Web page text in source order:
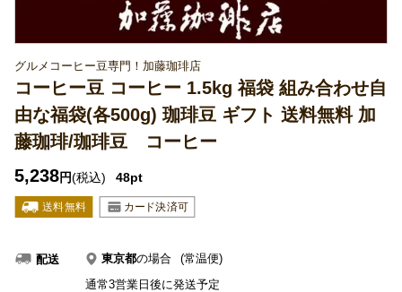
グルメコーヒー豆専門！加藤珈琲店
コーヒー豆 コーヒー 1.5kg 福袋 組み合わせ自
由な福袋(各500g) 珈琲豆 ギフト 送料無料 加
藤珈琲/珈琲豆 コーヒー
5,238円(税込) 48pt
配送 東京都の場合
(常温便)
通常3営業日後に発送予定